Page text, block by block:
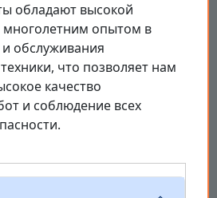
обладают высокой
многолетним опытом в
обслуживания
что позволяет нам
качество
и соблюдение всех